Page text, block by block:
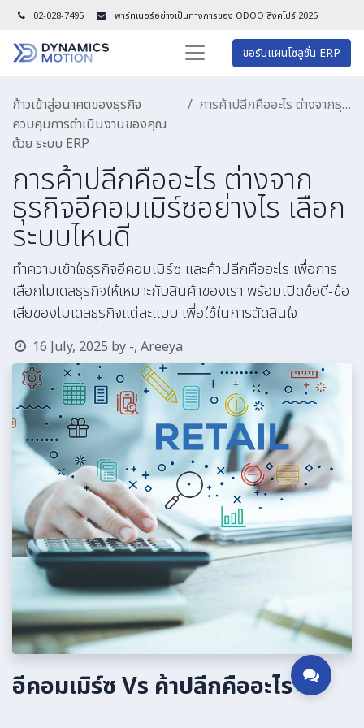
02-028-7495 พาร์ทเนอร์อย่างเป็นทางการของ ODOO สิงคโปร์ 2025
ขอรับแผนโซลูชั่น ERP
ก้าวเข้าสู่อนาคตของธุรกิจ
ควบคุมการดำเนินงานของคุณ
ด้วย ระบบ ERP
การค้าปลีกคืออะไร ต่างจากธุรกิจอีคอมเมิร์ซอย่างไร เลือกระบบไหนดี
การค้าปลีกคืออะไร ต่างจาก
ธุรกิจอีคอมเมิร์ซอย่างไร เลือก
ระบบไหนดี
ทำความเข้าใจธุรกิจอีคอมเมิร์ซ และค้าปลีกคืออะไร เพื่อการ
เลือกโมเดลธุรกิจให้เหมาะกับสินค้าของเรา พร้อมเปิดข้อดี-ข้อ
เสียของโมเดลธุรกิจแต่ละแบบ เพื่อใช้ในการตัดสินใจ
16 July, 2025 by -, Areeya
อีคอมเมิร์ซ Vs ค้าปลีกคืออะไร